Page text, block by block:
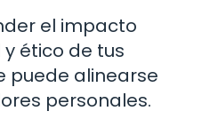
el impacto
ético de tus
puede alinearse
personales.